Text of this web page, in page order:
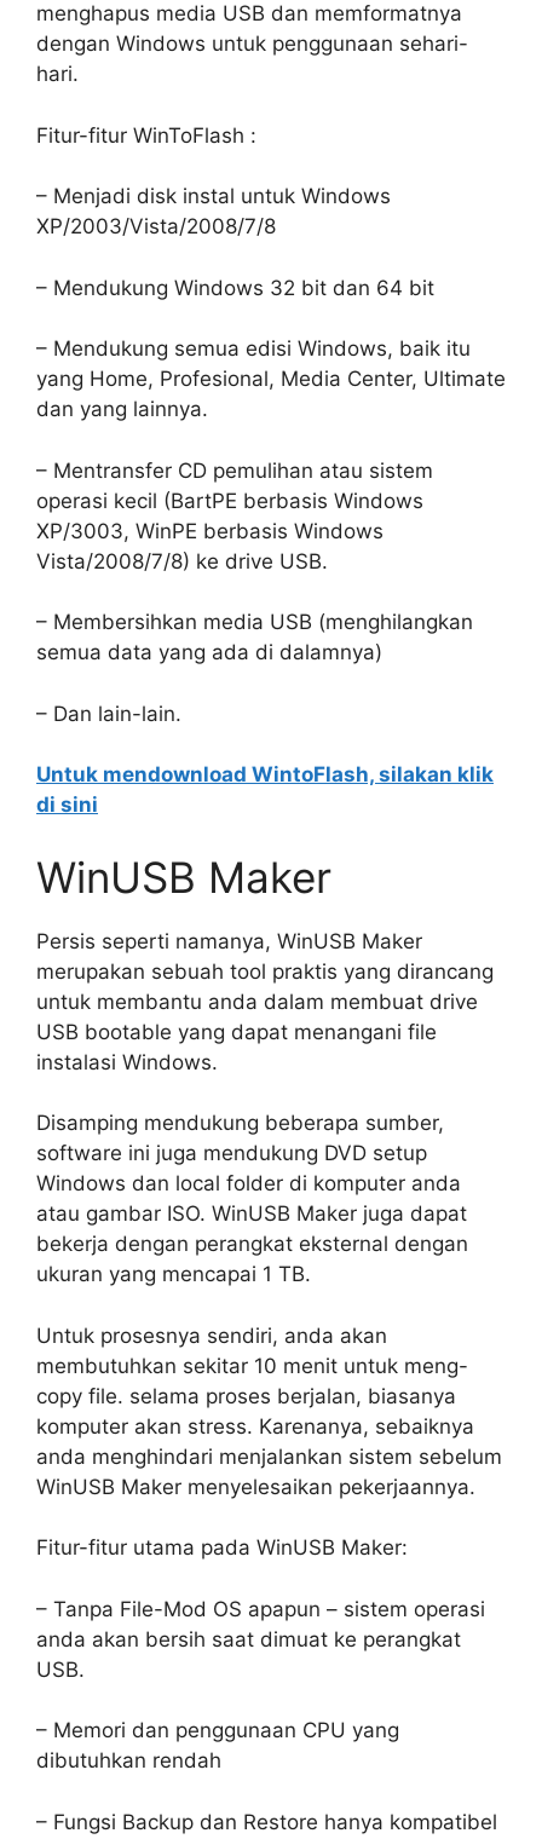
menghapus media USB dan memformatnya
dengan Windows untuk penggunaan sehari-
hari.
Fitur-fitur WinToFlash :
– Menjadi disk instal untuk Windows
XP/2003/Vista/2008/7/8
– Mendukung Windows 32 bit dan 64 bit
– Mendukung semua edisi Windows, baik itu
yang Home, Profesional, Media Center, Ultimate
dan yang lainnya.
– Mentransfer CD pemulihan atau sistem
operasi kecil (BartPE berbasis Windows
XP/3003, WinPE berbasis Windows
Vista/2008/7/8) ke drive USB.
– Membersihkan media USB (menghilangkan
semua data yang ada di dalamnya)
– Dan lain-lain.
Untuk mendownload WintoFlash, silakan klik
di sini
WinUSB Maker
Persis seperti namanya, WinUSB Maker
merupakan sebuah tool praktis yang dirancang
untuk membantu anda dalam membuat drive
USB bootable yang dapat menangani file
instalasi Windows.
Disamping mendukung beberapa sumber,
software ini juga mendukung DVD setup
Windows dan local folder di komputer anda
atau gambar ISO. WinUSB Maker juga dapat
bekerja dengan perangkat eksternal dengan
ukuran yang mencapai 1 TB.
Untuk prosesnya sendiri, anda akan
membutuhkan sekitar 10 menit untuk meng-
copy file. selama proses berjalan, biasanya
komputer akan stress. Karenanya, sebaiknya
anda menghindari menjalankan sistem sebelum
WinUSB Maker menyelesaikan pekerjaannya.
Fitur-fitur utama pada WinUSB Maker:
– Tanpa File-Mod OS apapun – sistem operasi
anda akan bersih saat dimuat ke perangkat
USB.
– Memori dan penggunaan CPU yang
dibutuhkan rendah
– Fungsi Backup dan Restore hanya kompatibel